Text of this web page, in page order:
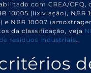
com CREA/CFQ,
10005 (lixiviação), NBR
e NBR 10007
da classificação, veja
resíduos industriais.